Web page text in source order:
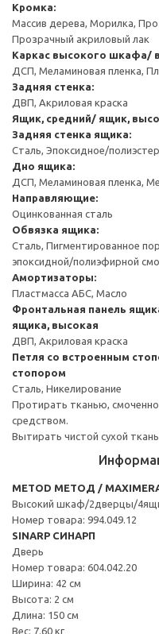
Кромка:
Массив дерева, Морилка,
Прозрачный акриловый лак
Каркас высокого шкафа/
ДСП, Меламиновая пленка,
Задняя стенка:
ДВП, Акриловая краска
Ящик, средний/ ящик,
Задняя стенка ящика:
Сталь, Эпоксидное/
Дно ящика:
ДСП, Меламиновая пленка,
Направляющие:
Оцинкованная сталь
Обвязка ящика:
Сталь, Пигментированное
эпоксидной/полиэфирной
Амортизаторы:
Пластмасса АБС, Масло
Фронтальная панель
ящика, высокая
ДВП, Акриловая краска
Петля со встроенным
стопором
Сталь, Никелирование
Протирать тканью,
средством.
Вытирать чистой сухой
METOD МЕТОД /
Высокий шкаф/2дверцы/
Номер товара: 994.049.12
SINARP СИНАРП
Дверь
Номер товара: 604.042.20
Ширина: 42 см
Высота: 2 см
Длина: 150 см
Вес: 7.60 кг